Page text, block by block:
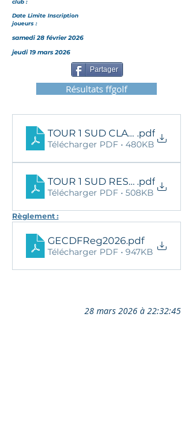
club :
Date Limite Inscription
joueurs :
samedi 28 février 2026
jeudi 19 mars 2026
Partager
Résultats ffgolf
TOUR 1 SUD CLASSEMENT
.pdf
Télécharger PDF • 480KB
TOUR 1 SUD RESULTATS
.pdf
Télécharger PDF • 508KB
Règlement :
GECDFReg2026.pdf
Télécharger PDF • 947KB
28 mars 2026 à 22:32:45